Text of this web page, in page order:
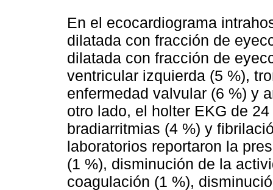
En el ecocardiograma
dilatada con fracción de
dilatada con fracción de
ventricular izquierda (5 %),
enfermedad valvular (6 %) y
otro lado, el holter EKG de
bradiarritmias (4 %) y
laboratorios reportaron la
(1 %), disminución de la
coagulación (1 %),